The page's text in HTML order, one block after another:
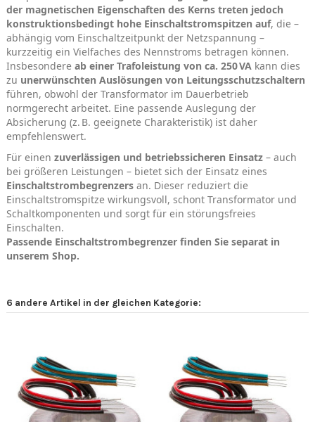
der magnetischen Eigenschaften des Kerns treten jedoch
konstruktionsbedingt hohe Einschaltstromspitzen auf, die –
abhängig vom Einschaltzeitpunkt der Netzspannung –
kurzzeitig ein Vielfaches des Nennstroms betragen können.
Insbesondere ab einer Trafoleistung von ca. 250 VA kann dies
zu unerwünschten Auslösungen von Leitungsschutzschaltern
führen, obwohl der Transformator im Dauerbetrieb
normgerecht arbeitet. Eine passende Auslegung der
Absicherung (z. B. geeignete Charakteristik) ist daher
empfehlenswert.
Für einen zuverlässigen und betriebssicheren Einsatz – auch
bei größeren Leistungen – bietet sich der Einsatz eines
Einschaltstrombegrenzers an. Dieser reduziert die
Einschaltstromspitze wirkungsvoll, schont Transformator und
Schaltkomponenten und sorgt für ein störungsfreies
Einschalten.
Passende Einschaltstrombegrenzer finden Sie separat in
unserem Shop.
6 andere Artikel in der gleichen Kategorie: